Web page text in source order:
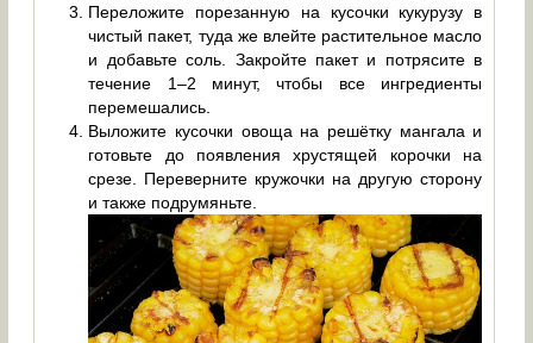
Переложите порезанную на кусочки кукурузу в
чистый пакет, туда же влейте растительное масло
и добавьте соль. Закройте пакет и потрясите в
течение 1–2 минут, чтобы все ингредиенты
перемешались.
Выложите кусочки овоща на решётку мангала и
готовьте до появления хрустящей корочки на
срезе. Переверните кружочки на другую сторону
и также подрумяньте.